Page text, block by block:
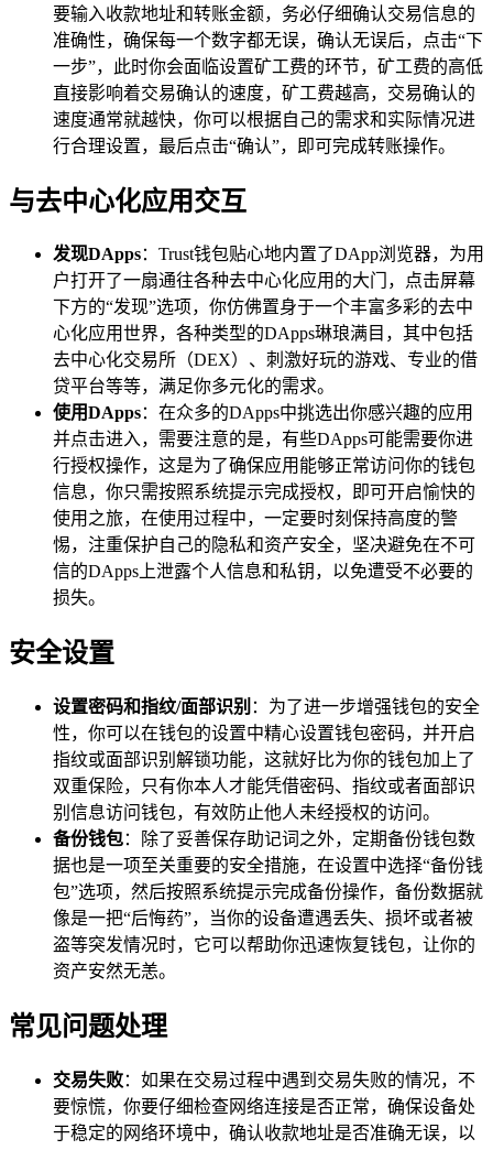
要输入收款地址和转账金额，务必仔细确认交易信息的
准确性，确保每一个数字都无误，确认无误后，点击“下
一步”，此时你会面临设置矿工费的环节，矿工费的高低
直接影响着交易确认的速度，矿工费越高，交易确认的
速度通常就越快，你可以根据自己的需求和实际情况进
行合理设置，最后点击“确认”，即可完成转账操作。
与去中心化应用交互
发现DApps：Trust钱包贴心地内置了DApp浏览器，为用
户打开了一扇通往各种去中心化应用的大门，点击屏幕
下方的“发现”选项，你仿佛置身于一个丰富多彩的去中
心化应用世界，各种类型的DApps琳琅满目，其中包括
去中心化交易所（DEX）、刺激好玩的游戏、专业的借
贷平台等等，满足你多元化的需求。
使用DApps：在众多的DApps中挑选出你感兴趣的应用
并点击进入，需要注意的是，有些DApps可能需要你进
行授权操作，这是为了确保应用能够正常访问你的钱包
信息，你只需按照系统提示完成授权，即可开启愉快的
使用之旅，在使用过程中，一定要时刻保持高度的警
惕，注重保护自己的隐私和资产安全，坚决避免在不可
信的DApps上泄露个人信息和私钥，以免遭受不必要的
损失。
安全设置
设置密码和指纹/面部识别 ：为了进一步增强钱包的安全
性，你可以在钱包的设置中精心设置钱包密码，并开启
指纹或面部识别解锁功能，这就好比为你的钱包加上了
双重保险，只有你本人才能凭借密码、指纹或者面部识
别信息访问钱包，有效防止他人未经授权的访问。
备份钱包：除了妥善保存助记词之外，定期备份钱包数
据也是一项至关重要的安全措施，在设置中选择“备份钱
包”选项，然后按照系统提示完成备份操作，备份数据就
像是一把“后悔药”，当你的设备遭遇丢失、损坏或者被
盗等突发情况时，它可以帮助你迅速恢复钱包，让你的
资产安然无恙。
常见问题处理
交易失败：如果在交易过程中遇到交易失败的情况，不
要惊慌，你要仔细检查网络连接是否正常，确保设备处
于稳定的网络环境中，确认收款地址是否准确无误，以